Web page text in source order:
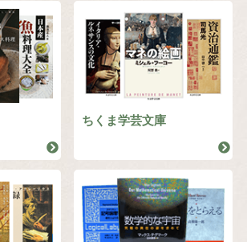
ちくま学芸文庫